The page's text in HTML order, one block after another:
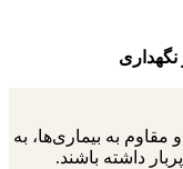
و مقاوم به بیماری‌ها، به
داشته باشند.